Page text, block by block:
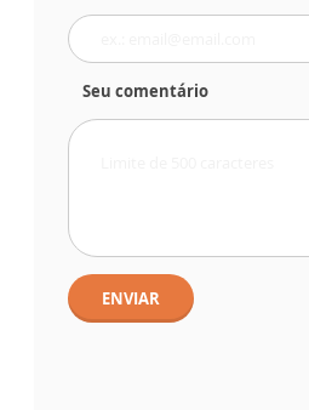
Seu comentário
ENVIAR